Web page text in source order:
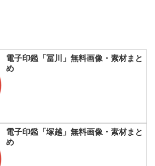
電子印鑑「冨川」無料画像・素材まと
め
電子印鑑「塚越」無料画像・素材まと
め